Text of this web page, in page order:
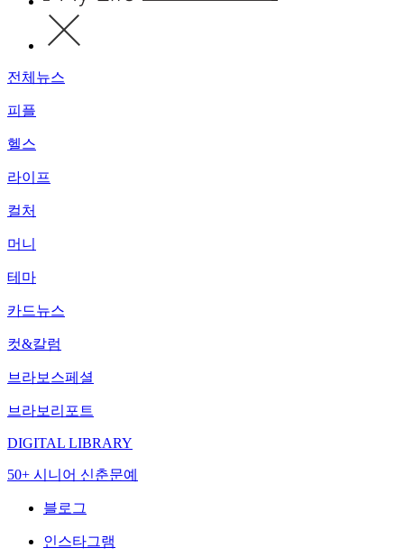
전체뉴스
피플
헬스
라이프
컬처
머니
테마
카드뉴스
컷&칼럼
브라보스페셜
브라보리포트
DIGITAL LIBRARY
50+ 시니어 신춘문예
블로그
인스타그램